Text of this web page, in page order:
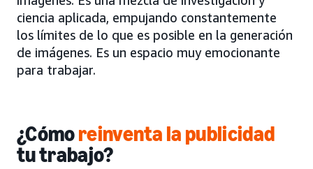
ciencia aplicada, empujando constantemente
los límites de lo que es posible en la generación
de imágenes. Es un espacio muy emocionante
para trabajar.
¿Cómoreinventa la publicidad
tu trabajo?